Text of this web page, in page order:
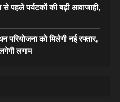
पहले पर्यटकों की बढ़ी आवाजाही,
परियोजना को मिलेगी नई रफ्तार,
लगाम